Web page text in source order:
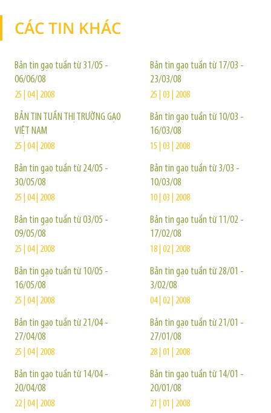
CÁC TIN KHÁC
Bản tin gạo tuần từ 31/05 -
06/06/08
25 | 04 | 2008
BẢN TIN TUẦN THỊ TRƯỜNG GẠO
VIỆT NAM
25 | 04 | 2008
Bản tin gạo tuần từ 24/05 -
30/05/08
25 | 04 | 2008
Bản tin gạo tuần từ 03/05 -
09/05/08
25 | 04 | 2008
Bản tin gạo tuần từ 10/05 -
16/05/08
25 | 04 | 2008
Bản tin gạo tuần từ 21/04 -
27/04/08
25 | 04 | 2008
Bản tin gạo tuần từ 14/04 -
20/04/08
22 | 04 | 2008
Bản tin gạo tuần từ 17/03 -
23/03/08
25 | 03 | 2008
Bản tin gạo tuần từ 10/03 -
16/03/08
15 | 03 | 2008
Bản tin gạo tuần từ 3/03 -
10/03/08
10 | 03 | 2008
Bản tin gạo tuần từ 11/02 -
17/02/08
18 | 02 | 2008
Bản tin gạo tuần từ 28/01 -
3/02/08
04 | 02 | 2008
Bản tin gạo tuần từ 21/01 -
27/01/08
28 | 01 | 2008
Bản tin gạo tuần từ 14/01 -
20/01/08
21 | 01 | 2008